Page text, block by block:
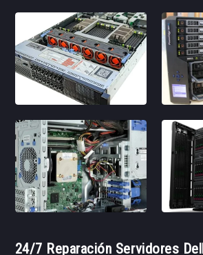
24/7 Reparación Servidores